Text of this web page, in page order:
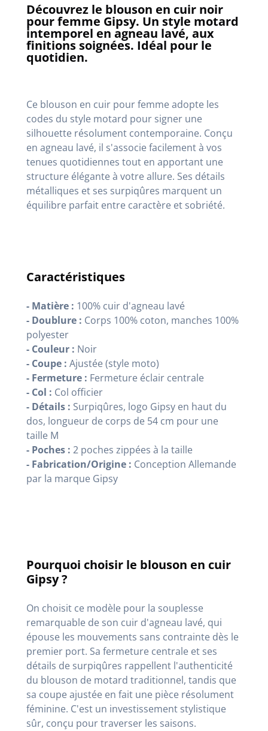
Découvrez le blouson en cuir noir
pour femme Gipsy. Un style motard
intemporel en agneau lavé, aux
finitions soignées. Idéal pour le
quotidien.
Ce blouson en cuir pour femme adopte les
codes du style motard pour signer une
silhouette résolument contemporaine. Conçu
en agneau lavé, il s'associe facilement à vos
tenues quotidiennes tout en apportant une
structure élégante à votre allure. Ses détails
métalliques et ses surpiqûres marquent un
équilibre parfait entre caractère et sobriété.
Caractéristiques
- Matière : 100% cuir d'agneau lavé
- Doublure : Corps 100% coton, manches 100%
polyester
- Couleur : Noir
- Coupe : Ajustée (style moto)
- Fermeture : Fermeture éclair centrale
- Col : Col officier
- Détails : Surpiqûres, logo Gipsy en haut du
dos, longueur de corps de 54 cm pour une
taille M
- Poches : 2 poches zippées à la taille
- Fabrication/Origine : Conception Allemande
par la marque Gipsy
Pourquoi choisir le blouson en cuir
Gipsy ?
On choisit ce modèle pour la souplesse
remarquable de son cuir d'agneau lavé, qui
épouse les mouvements sans contrainte dès le
premier port. Sa fermeture centrale et ses
détails de surpiqûres rappellent l'authenticité
du blouson de motard traditionnel, tandis que
sa coupe ajustée en fait une pièce résolument
féminine. C'est un investissement stylistique
sûr, conçu pour traverser les saisons.